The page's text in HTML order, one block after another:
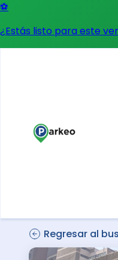
⚽
¿Estás listo para este
Regresar al